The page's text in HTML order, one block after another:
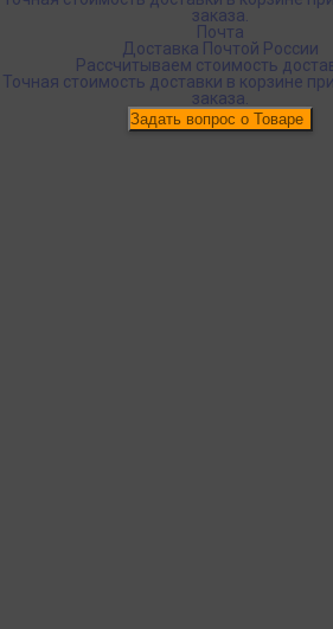
заказа.
Почта
Доставка Почтой России
Рассчитываем стоимость
Точная стоимость доставки в корзине
заказа.